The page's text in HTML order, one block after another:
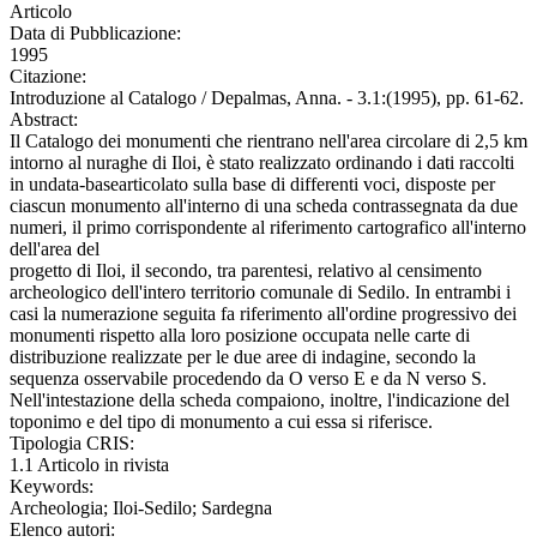
Articolo
Data di Pubblicazione:
1995
Citazione:
Introduzione al Catalogo / Depalmas, Anna. - 3.1:(1995), pp. 61-62.
Abstract:
Il Catalogo dei monumenti che rientrano nell'area circolare di 2,5 km
intorno al nuraghe di Iloi, è stato realizzato ordinando i dati raccolti
in undata-basearticolato sulla base di differenti voci, disposte per
ciascun monumento all'interno di una scheda contrassegnata da due
numeri, il primo corrispondente al riferimento cartografico all'interno
dell'area del
progetto di Iloi, il secondo, tra parentesi, relativo al censimento
archeologico dell'intero territorio comunale di Sedilo. In entrambi i
casi la numerazione seguita fa riferimento all'ordine progressivo dei
monumenti rispetto alla loro posizione occupata nelle carte di
distribuzione realizzate per le due aree di indagine, secondo la
sequenza osservabile procedendo da O verso E e da N verso S.
Nell'intestazione della scheda compaiono, inoltre, l'indicazione del
toponimo e del tipo di monumento a cui essa si riferisce.
Tipologia CRIS:
1.1 Articolo in rivista
Keywords:
Archeologia; Iloi-Sedilo; Sardegna
Elenco autori: